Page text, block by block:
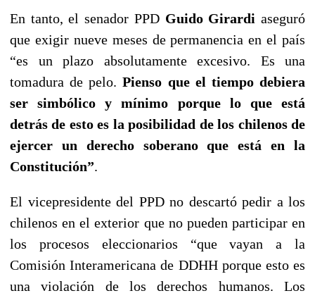
En tanto, el senador PPD Guido Girardi aseguró
que exigir nueve meses de permanencia en el país
“es un plazo absolutamente excesivo. Es una
tomadura de pelo.Pienso que el tiempo debiera
ser simbólico y mínimo porque lo que está
detrás de esto es la posibilidad de los chilenos de
ejercer un derecho soberano que está en la
Constitución”.
El vicepresidente del PPD no descartó pedir a los
chilenos en el exterior que no pueden participar en
los procesos eleccionarios “que vayan a la
Comisión Interamericana de DDHH porque esto es
una violación de los derechos humanos. Los